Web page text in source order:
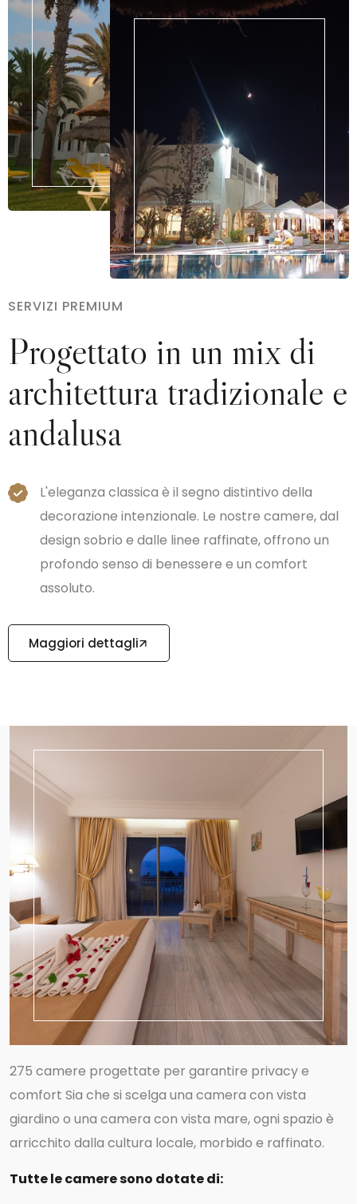
SERVIZI PREMIUM
Progettato in un mix di
architettura tradizionale e
andalusa
L'eleganza classica è il segno distintivo della
decorazione intenzionale. Le nostre camere, dal
design sobrio e dalle linee raffinate, offrono un
profondo senso di benessere e un comfort
assoluto.
Maggiori dettagli
275 camere progettate per garantire privacy e
comfort Sia che si scelga una camera con vista
giardino o una camera con vista mare, ogni spazio è
arricchito dalla cultura locale, morbido e raffinato.
Tutte le camere sono dotate di: